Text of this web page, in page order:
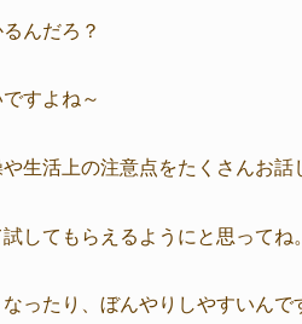
んだろ？
すよね～
生活上の注意点をたくさんお話
してもらえるようにと思ってね。
ったり、ぼんやりしやすいんで